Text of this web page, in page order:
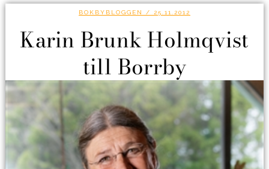
BOKBYBLOGGEN / 25.11.2012
Karin Brunk Holmqvist
till Borrby